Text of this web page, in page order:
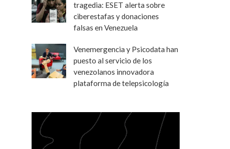
tragedia: ESET alerta sobre
ciberestafas y donaciones
falsas en Venezuela
Venemergencia y Psicodata han
puesto al servicio de los
venezolanos innovadora
plataforma de telepsicología